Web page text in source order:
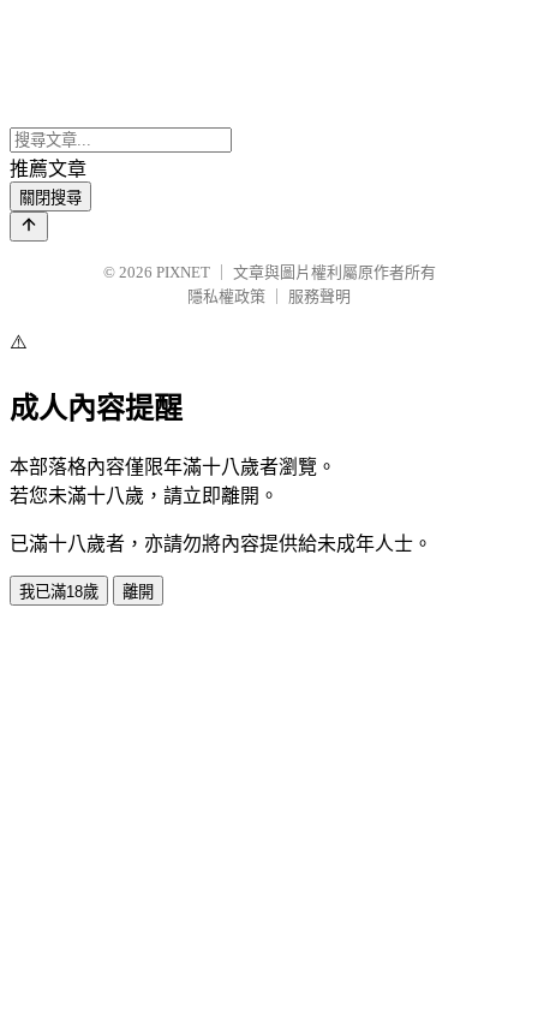
推薦文章
關閉搜尋
© 2026 PIXNET
文章與圖片權利屬原作者所有
隱私權政策
服務聲明
⚠️
成人內容提醒
本部落格內容僅限年滿十八歲者瀏覽。
若您未滿十八歲，請立即離開。
已滿十八歲者，亦請勿將內容提供給未成年人士。
我已滿18歲 離開